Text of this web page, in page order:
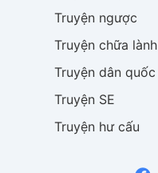
Truyện ngược
Truyện chữa lành
Truyện dân quốc
Truyện SE
Truyện hư cấu